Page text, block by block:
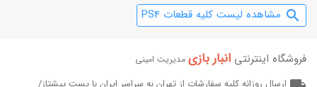
search مشاهده لیست کلیه قطعات PS4
فروشگاه اینترنتی انبار بازی‌ مدیریت امینی